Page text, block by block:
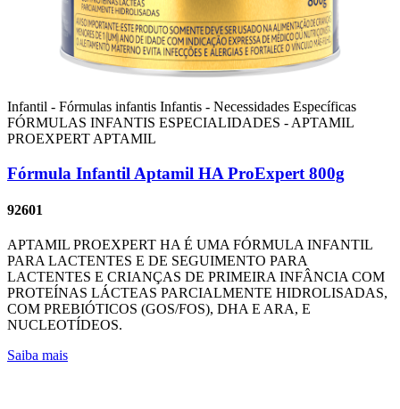
Infantil - Fórmulas infantis Infantis - Necessidades Específicas
FÓRMULAS INFANTIS ESPECIALIDADES - APTAMIL
PROEXPERT APTAMIL
Fórmula Infantil Aptamil HA ProExpert 800g
92601
APTAMIL PROEXPERT HA É UMA FÓRMULA INFANTIL
PARA LACTENTES E DE SEGUIMENTO PARA
LACTENTES E CRIANÇAS DE PRIMEIRA INFÂNCIA COM
PROTEÍNAS LÁCTEAS PARCIALMENTE HIDROLISADAS,
COM PREBIÓTICOS (GOS/FOS), DHA E ARA, E
NUCLEOTÍDEOS.
Saiba mais